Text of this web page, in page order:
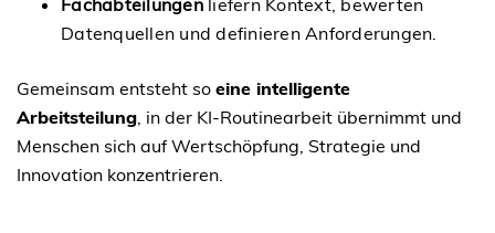
Fachabteilungenliefern Kontext, bewerten
Datenquellen und definieren Anforderungen.
Gemeinsam entsteht so eine intelligente
Arbeitsteilung, in der KI-Routinearbeit übernimmt und
Menschen sich auf Wertschöpfung, Strategie und
Innovation konzentrieren.